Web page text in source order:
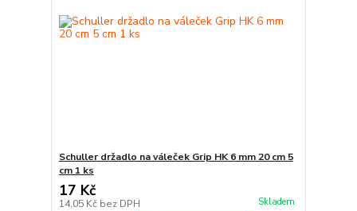
Schuller držadlo na váleček Grip HK 6 mm 20 cm 5
cm 1 ks
17 Kč
14,05 Kč bez DPH Skladem